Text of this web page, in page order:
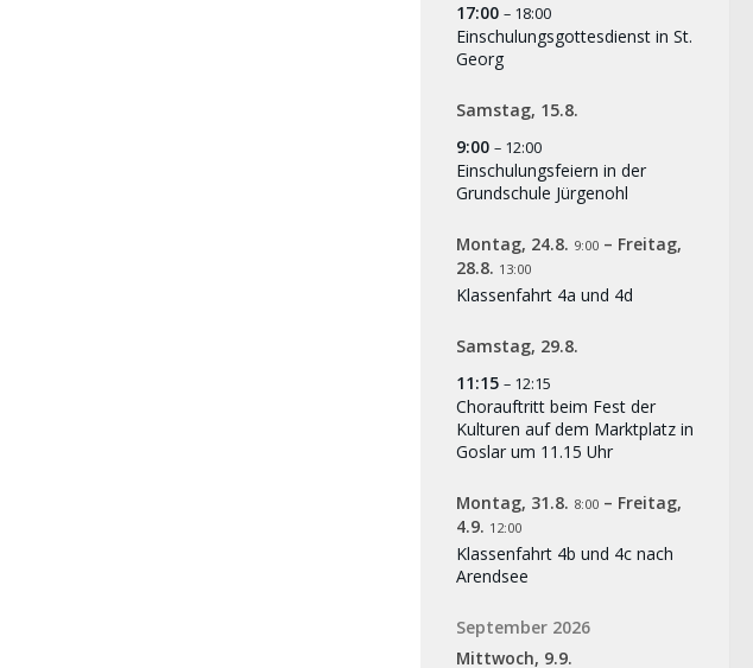
17:00 – 18:00
Einschulungsgottesdienst in St.
Georg
Samstag, 15.8.
9:00 – 12:00
Einschulungsfeiern in der
Grundschule Jürgenohl
Montag, 24.8. 9:00 – Freitag,
28.8. 13:00
Klassenfahrt 4a und 4d
Samstag, 29.8.
11:15 – 12:15
Chorauftritt beim Fest der
Kulturen auf dem Marktplatz in
Goslar um 11.15 Uhr
Montag, 31.8. 8:00 – Freitag,
4.9. 12:00
Klassenfahrt 4b und 4c nach
Arendsee
September 2026
Mittwoch, 9.9.